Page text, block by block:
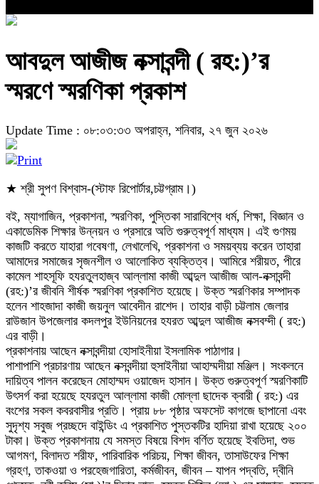
আবদুল আজীজ নক্সাবন্দী ( রহ:)’র
স্মরণে স্মরণিকা প্রকাশ
Update Time : ০৮:০৩:৩৩ অপরাহ্ন, শনিবার, ২৭ জুন ২০২৬
★ শ্রী সুপণ বিশ্বাস-(স্টাফ রিপোর্টার,চট্টগ্রাম।)
বই, ম্যাগাজিন, প্রকাশনা, স্মরণিকা, পুস্তিকা সারাবিশ্বে ধর্ম, শিক্ষা, বিজ্ঞান ও
একাডেমিক শিক্ষার উন্নয়ন ও প্রসারে অতি গুরুত্বপূর্ণ মাধ্যম। এই গুণময়
কাজটি করতে যাহারা গবেষণা, লেখালেখি, প্রকাশনা ও সময়ব্যয় করেন তাহারা
আমাদের সমাজের সৃজনশীল ও আলোকিত ব্যক্তিত্ব। আমিরে শরীয়ত, পীরে
কামেল শাহসূফি হযরতুলহাজ্ব আল্লামা কাজী আব্দুল আজীজ আল-নক্সাবন্দী
(রহ:)’র জীবনি শীর্ষক স্মরণিকা প্রকাশিত হয়েছে। উক্ত স্মরণিকার সম্পাদক
হলেন শাহজাদা কাজী জয়নুল আবেদীন রাশেদ। তাহার বাড়ী চট্টলাম জেলার
রাউজান উপজেলার কদলপুর ইউনিয়নের হযরত আব্দুল আজীজ নক্সবম্দী ( রহ:)
এর বাড়ী।
প্রকাশনায় আছেন নক্সাবন্দীয়া হোসাইনীয়া ইসলামিক পাঠাগার।
পাশাপাশি প্রচারণায় আছেন নক্সবন্দীয়া হুসাইনীয়া আহাম্মদীয়া মঞ্জিল। সংকলনে
দায়িত্ব পালন করেছেন মোহাম্মদ ওয়াজেদ হাসান। উক্ত গুরুত্বপূর্ণ স্মরণিকাটি
উৎসর্গ করা হয়েছে হযরতুল আল্লামা কাজী মোল্লা ছাদেক ক্বারী ( রহ:) এর
বংশের সকল কবরবাসীর প্রতি। প্রায় ৮৮ পৃষ্ঠার অফসেট কাগজে ছাপানো এবং
সুদৃশ্য সবুজ প্রচ্ছদে বাইন্ডিং এ প্রকাশিত পুস্তকটির হাদিয়া রাখা হয়েছে ২০০
টাকা। উক্ত প্রকাশনায় যে সমস্ত বিষয়ে বিশদ বর্ণিত হয়েছে ইবতিদা, শুভ
আগমণ, বিলাদত শরীফ, পারিবারিক পরিচয়, শিক্ষা জীবন, তাসাউফের শিক্ষা
গ্রহণ, তাকওয়া ও পরহেজগারিতা, কর্মজীবন, জীবন – যাপন পদ্বতি, দ্বীনি